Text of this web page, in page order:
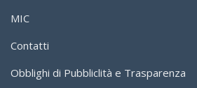
MIC
Contatti
Obblighi di Pubbliclità e Trasparenza